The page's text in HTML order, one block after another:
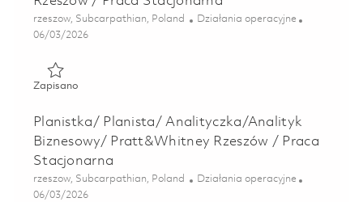
Lokalizacja
rzeszow, Subcarpathian, Poland Kategoria
Działania operacyjne
Posted Date
06/03/2026
ZapisanoZapisano Inżynierka/Inżynier Jakości / Pratt&Whitney
Planistka/ Planista/ Analityczka/Analityk
Biznesowy/ Pratt&Whitney Rzeszów / Praca
Stacjonarna
Lokalizacja
rzeszow, Subcarpathian, Poland Kategoria
Działania operacyjne
Posted Date
06/03/2026